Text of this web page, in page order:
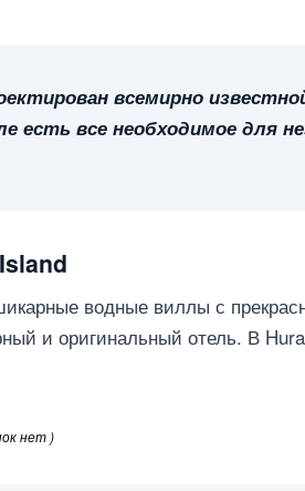
всемирно
есть все необходимое для
водные виллы с
и оригинальный отель. В
нет )